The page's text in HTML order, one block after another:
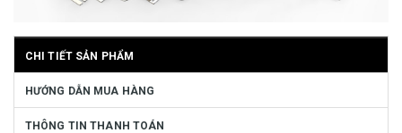
CHI TIẾT SẢN PHẨM
HƯỚNG DẪN MUA HÀNG
THÔNG TIN THANH TOÁN